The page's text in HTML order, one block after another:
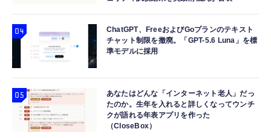
ChatGPT、FreeおよびGoプランのテキスト
チャット制限を撤廃。「GPT-5.6 Luna」を標
準モデルに採用
あなたはどんな「インターネット老人」だっ
たのか。生年を入れると詳しくなってウンチ
クが語れる年表アプリを作った
（CloseBox）